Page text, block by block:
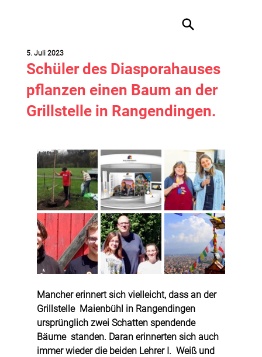
Schüler des Diasporahauses
pflanzen einen Baum an der
Grillstelle in Rangendingen.
5. Juli 2023
Mancher erinnert sich vielleicht, dass an der
Grillstelle  Maienbühl in Rangendingen
ursprünglich zwei Schatten spendende
Bäume  standen. Daran erinnerten sich auch
immer wieder die beiden Lehrer I.  Weiß und